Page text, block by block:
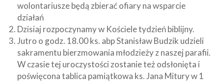
wolontariusze będą zbierać ofiary na wsparcie
działań
Dzisiaj rozpoczynamy w Kościele tydzień biblijny.
Jutro o godz. 18.00 ks. abp Stanisław Budzik udzieli
sakramentu bierzmowania młodzieży z naszej parafii.
W czasie tej uroczystości zostanie też odsłonięta i
poświęcona tablica pamiątkowa ks. Jana Mitury w 1